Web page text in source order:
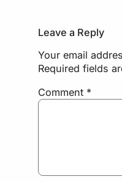
Leave a Reply
Your email
Required fields
Comment *